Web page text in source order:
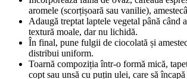
aromele (scorțișoară sau vanilie),
Adaugă treptat laptele vegetal până când
textură moale, dar nu lichidă.
În final, pune fulgii de ciocolată și
distribui uniform.
Toarnă compoziția într-o formă mică,
copt sau unsă cu puțin ulei, care să